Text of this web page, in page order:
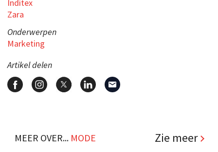
Inditex
Zara
Onderwerpen
Marketing
Artikel delen
MEER OVER... MODE Zie meer